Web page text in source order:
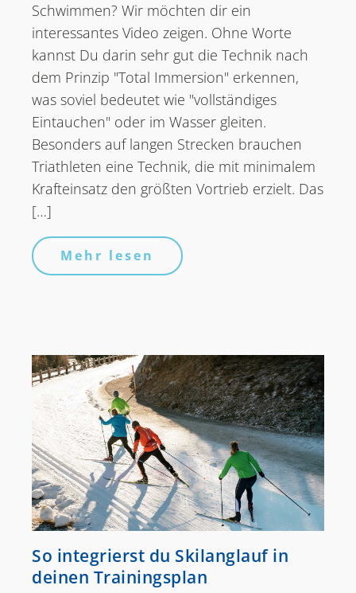
Schwimmen? Wir möchten dir ein
interessantes Video zeigen. Ohne Worte
kannst Du darin sehr gut die Technik nach
dem Prinzip "Total Immersion" erkennen,
was soviel bedeutet wie "vollständiges
Eintauchen" oder im Wasser gleiten.
Besonders auf langen Strecken brauchen
Triathleten eine Technik, die mit minimalem
Krafteinsatz den größten Vortrieb erzielt. Das
[…]
Mehr lesen
So integrierst du Skilanglauf in
deinen Trainingsplan